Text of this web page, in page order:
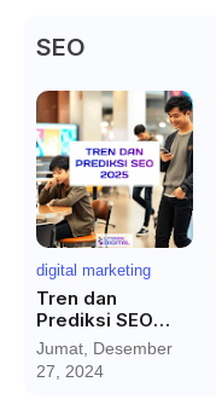
SEO
digital marketing
Tren dan
Prediksi SEO
2025:
Menghadapi Era
Baru dengan AI
Jumat, Desember
27, 2024